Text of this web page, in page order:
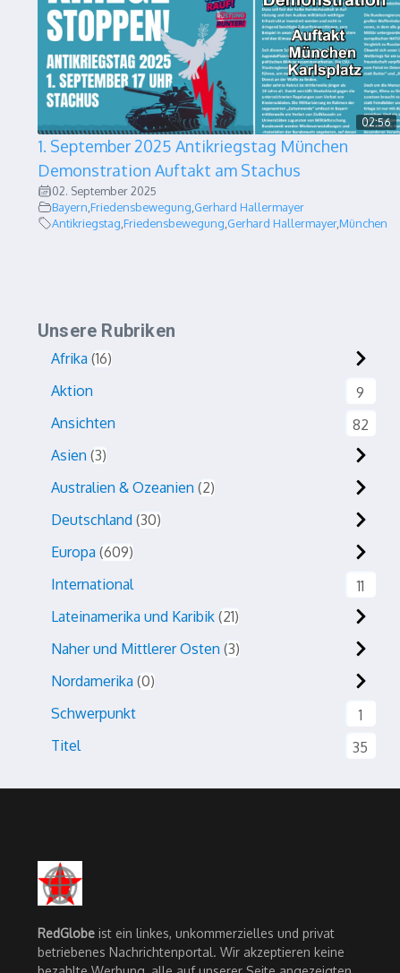
02:56
1. September 2025 Antikriegstag München
Demonstration Auftakt am Stachus
02. September 2025
Bayern,Friedensbewegung,Gerhard Hallermayer
Antikriegstag,Friedensbewegung,Gerhard Hallermayer,München
Unsere Rubriken
Afrika 16
Aktion
9
Ansichten
82
Asien 3
Australien & Ozeanien 2
Deutschland 30
Europa 609
International
11
Lateinamerika und Karibik 21
Naher und Mittlerer Osten 3
Nordamerika 0
Schwerpunkt
1
Titel
35
RedGlobe ist ein linkes, unkommerzielles und privat
betriebenes Nachrichtenportal. Wir akzeptieren keine